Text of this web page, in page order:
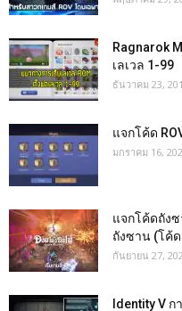
Ragnarok
เลเวล 1-99
ธันวาคม 23,
แจกโค้ด
มกราคม 16,
แจกโค้ดถัง
ถังซาน (โค้
กันยายน 27,
Identity V